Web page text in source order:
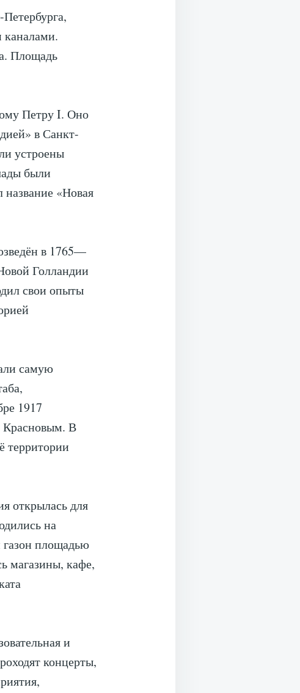
Площадь
Петру I. Оно
в Санкт-
устроены
были
название «Новая
в 1765—
Голландии
свои опыты
самую
1917
Красновым. В
территории
открылась для
на
газон площадью
магазины, кафе,
и
концерты,